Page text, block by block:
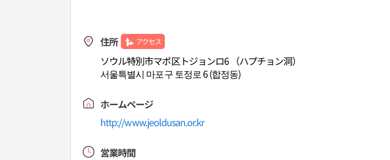
住所 アクセス
ソウル特別市マポ区トジョンロ6 （ハプチョン洞）
서울특별시 마포구 토정로 6 (합정동)
ホームページ
http://www.jeoldusan.or.kr
営業時間